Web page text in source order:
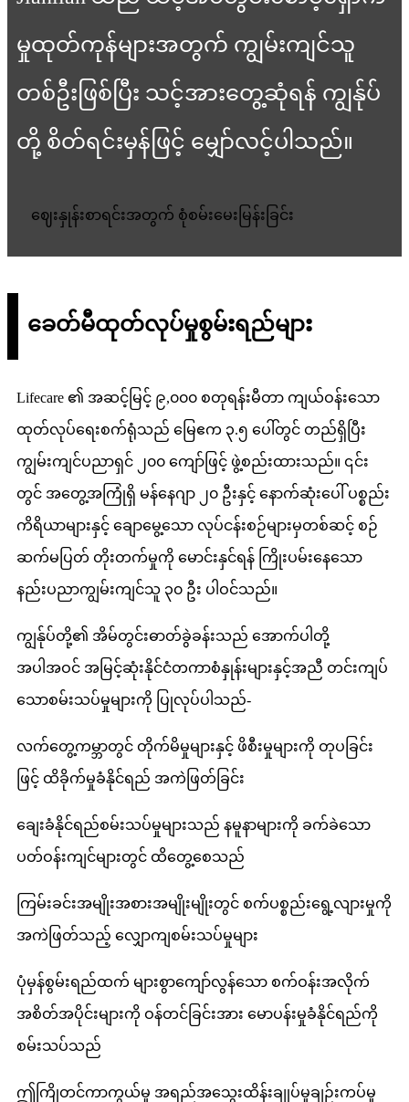
မှုထုတ်ကုန်များအတွက် ကျွမ်းကျင်သူ
တစ်ဦးဖြစ်ပြီး သင့်အားတွေ့ဆုံရန် ကျွန်ုပ်
တို့ စိတ်ရင်းမှန်ဖြင့် မျှော်လင့်ပါသည်။
ဈေးနှုန်းစာရင်းအတွက် စုံစမ်းမေးမြန်းခြင်း
ခေတ်မီထုတ်လုပ်မှုစွမ်းရည်များ
Lifecare ၏ အဆင့်မြင့် ၉,၀၀၀ စတုရန်းမီတာ ကျယ်ဝန်းသော
ထုတ်လုပ်ရေးစက်ရုံသည် မြေဧက ၃.၅ ပေါ်တွင် တည်ရှိပြီး
ကျွမ်းကျင်ပညာရှင် ၂၀၀ ကျော်ဖြင့် ဖွဲ့စည်းထားသည်။ ၎င်း
တွင် အတွေ့အကြုံရှိ မန်နေဂျာ ၂၀ ဦးနှင့် နောက်ဆုံးပေါ် ပစ္စည်း
ကိရိယာများနှင့် ချောမွေ့သော လုပ်ငန်းစဉ်များမှတစ်ဆင့် စဉ်
ဆက်မပြတ် တိုးတက်မှုကို မောင်းနှင်ရန် ကြိုးပမ်းနေသော
နည်းပညာကျွမ်းကျင်သူ ၃၀ ဦး ပါဝင်သည်။
ကျွန်ုပ်တို့၏ အိမ်တွင်းဓာတ်ခွဲခန်းသည် အောက်ပါတို့
အပါအဝင် အမြင့်ဆုံးနိုင်ငံတကာစံနှုန်းများနှင့်အညီ တင်းကျပ်
သောစမ်းသပ်မှုများကို ပြုလုပ်ပါသည်-
လက်တွေ့ကမ္ဘာတွင် တိုက်မိမှုများနှင့် ဖိစီးမှုများကို တုပခြင်း
ဖြင့် ထိခိုက်မှုခံနိုင်ရည် အကဲဖြတ်ခြင်း
ချေးခံနိုင်ရည်စမ်းသပ်မှုများသည် နမူနာများကို ခက်ခဲသော
ပတ်ဝန်းကျင်များတွင် ထိတွေ့စေသည်
ကြမ်းခင်းအမျိုးအစားအမျိုးမျိုးတွင် စက်ပစ္စည်းရွေ့လျားမှုကို
အကဲဖြတ်သည့် လျှောကျစမ်းသပ်မှုများ
ပုံမှန်စွမ်းရည်ထက် များစွာကျော်လွန်သော စက်ဝန်းအလိုက်
အစိတ်အပိုင်းများကို ဝန်တင်ခြင်းအား မောပန်းမှုခံနိုင်ရည်ကို
စမ်းသပ်သည်
ဤကြိုတင်ကာကွယ်မှု အရည်အသွေးထိန်းချုပ်မှုချဉ်းကပ်မှု